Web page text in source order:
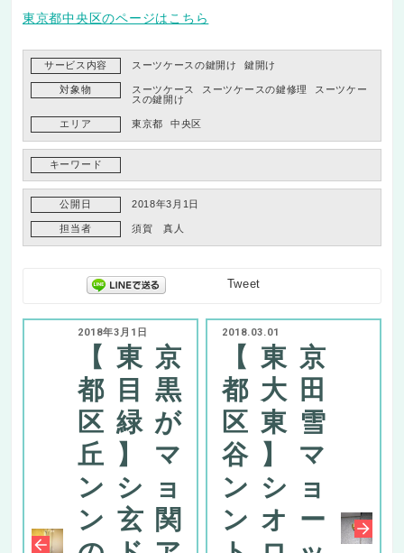
東京都中央区のページはこちら
サービス内容 スーツケースの鍵開け 鍵開け
対象物 スーツケース スーツケースの鍵修理
スーツケー
スの鍵開け
エリア 東京都 中央区
キーワード
公開日 2018年3月1日
担当者 須賀 真人
Tweet
2018年3月1日
【東京
都目黒
区緑が
丘】マ
ンショ
ン玄関
2018.03.01
【東京
都大田
区東雪
谷】マ
ンショ
ンオー